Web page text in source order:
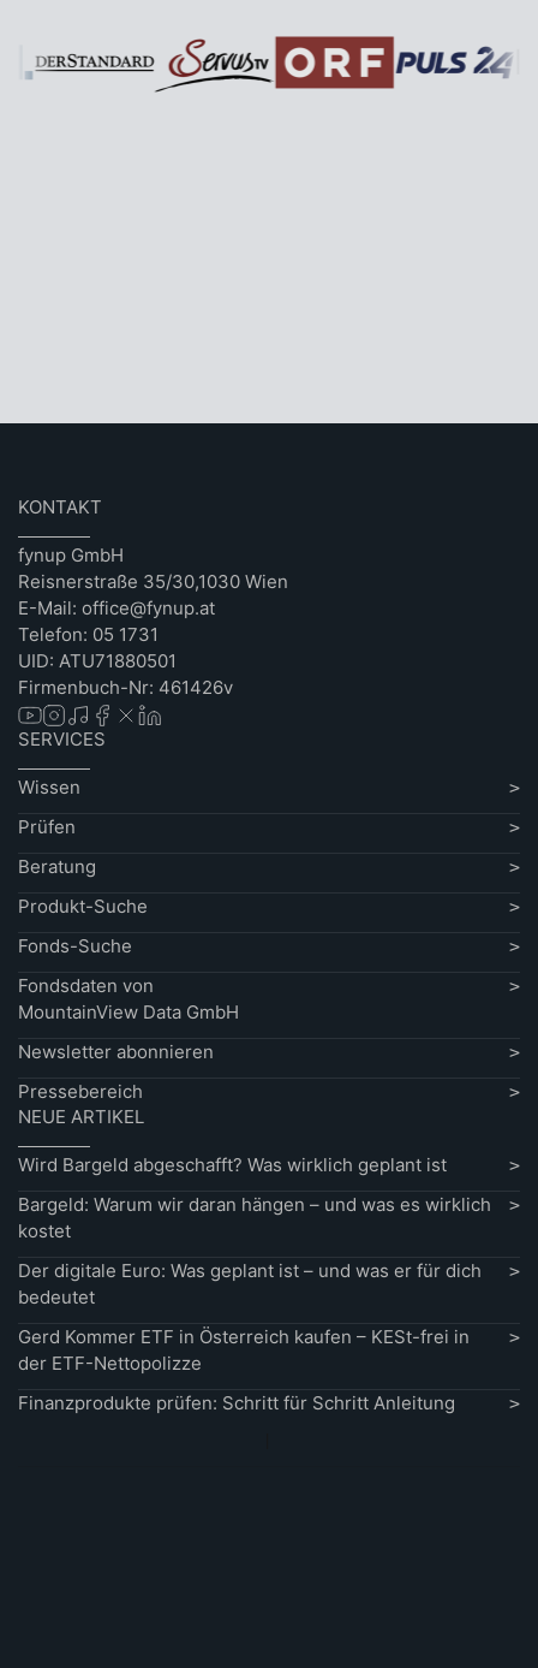
KONTAKT
fynup GmbH
Reisnerstraße 35/30,1030 Wien
E-Mail: office@fynup.at
Telefon: 05 1731
UID: ATU71880501
Firmenbuch-Nr: 461426v
SERVICES
Wissen
Prüfen
Beratung
Produkt-Suche
Fonds-Suche
Fondsdaten von
MountainView Data GmbH
Newsletter abonnieren
Pressebereich
NEUE ARTIKEL
Wird Bargeld abgeschafft? Was wirklich geplant ist
Bargeld: Warum wir daran hängen – und was es wirklich
kostet
Der digitale Euro: Was geplant ist – und was er für dich
bedeutet
Gerd Kommer ETF in Österreich kaufen – KESt-frei in
der ETF-Nettopolizze
Finanzprodukte prüfen: Schritt für Schritt Anleitung